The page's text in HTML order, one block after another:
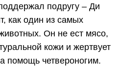
подругу – Ди
как один из самых
Он не ест мясо,
кожи и жертвует
помощь четвероногим.